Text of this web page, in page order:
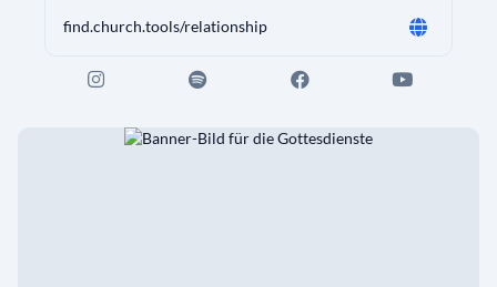
find.church.tools/relationship